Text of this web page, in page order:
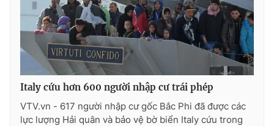
Tư vấn
Chuyên mục khác
Emagazine
Photo Infographic
Italy cứu hơn 600 người nhập cư trái phép
VTV.vn - 617 người nhập cư gốc Bắc Phi đã được các
lực lượng Hải quân và bảo vệ bờ biển Italy cứu trong